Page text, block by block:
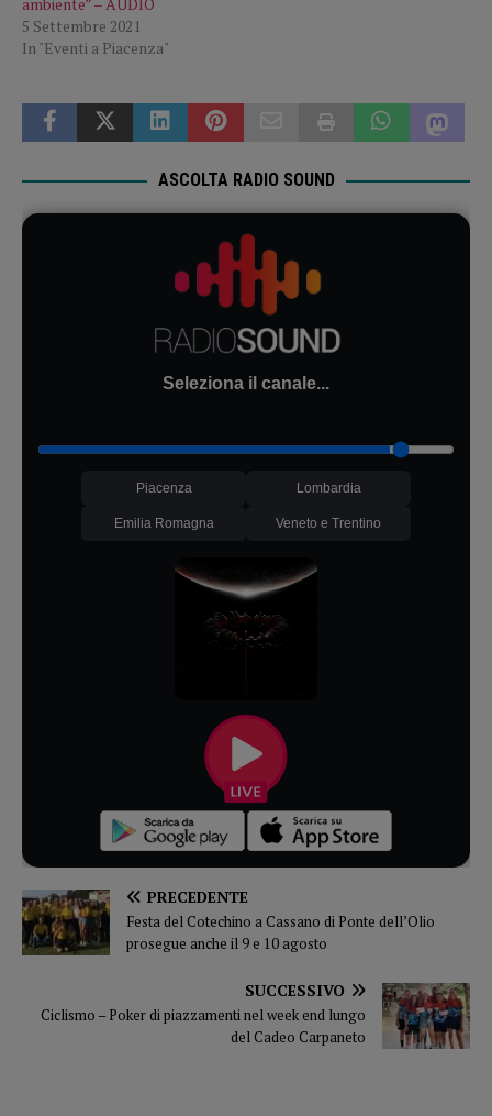
5 Settembre 2021
In "Eventi a Piacenza"
ASCOLTA RADIO SOUND
Seleziona il canale...
Piacenza Lombardia
Emilia Romagna Veneto e Trentino
PRECEDENTE
Festa del Cotechino a Cassano di Ponte dell’Olio
prosegue anche il 9 e 10 agosto
SUCCESSIVO
Ciclismo – Poker di piazzamenti nel week end lungo
del Cadeo Carpaneto